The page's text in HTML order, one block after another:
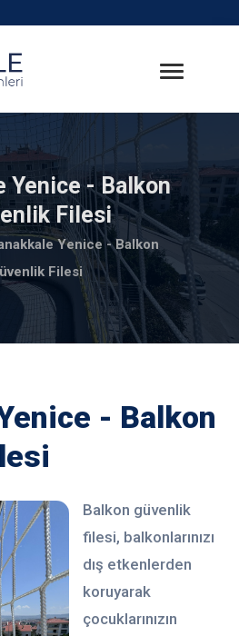
Yenice - Balkon
Filesi
Yenice - Balkon
Filesi
- Balkon
Balkon güvenlik
filesi, balkonlarınızı
dış etkenlerden
koruyarak
çocuklarınızın